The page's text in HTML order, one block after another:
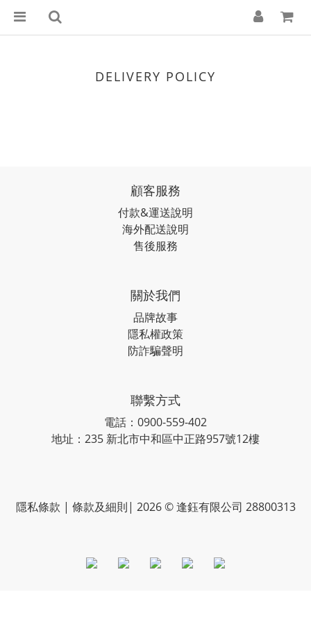
DELIVERY POLICY
顧客服務
付款&運送說明
海外配送說明
售後服務
關於我們
品牌故事
隱私權政策
防詐騙聲明
聯繫方式
電話：0900-559-402
地址：235 新北市中和區中正路957號12樓
隱私條款 | 條款及細則| 2026 © 逢鈺有限公司 28800313